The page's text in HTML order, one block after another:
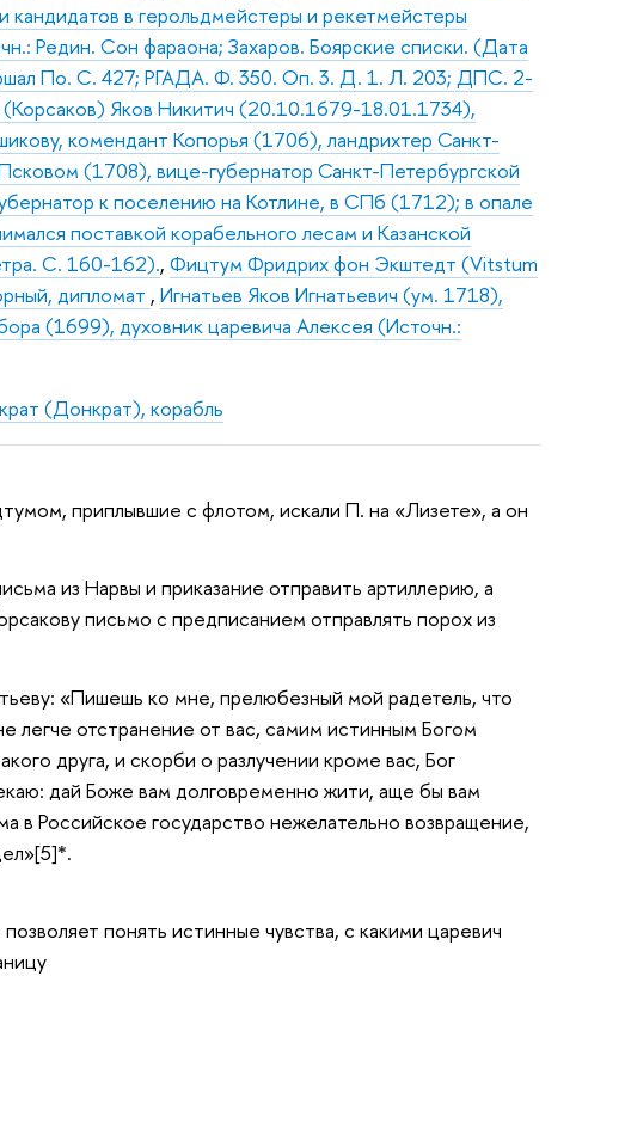
в герольдмейстеры и рекетмейстеры
Редин. Сон фараона; Захаров. Боярские списки. (Дата
По. С. 427; РГАДА. Ф. 350. Оп. 3. Д. 1. Л. 203; ДПС. 2-
Яков Никитич (20.10.1679-18.01.1734),
комендант Копорья (1706), ландрихтер Санкт-
(1708), вице-губернатор Санкт-Петербургской
к поселению на Котлине, в СПб (1712); в опале
поставкой корабельного лесам и Казанской
С. 160-162).,Фицтум Фридрих фон Экштедт (Vitstum
дипломат ,Игнатьев Яков Игнатьевич (ум. 1718),
(1699), духовник царевича Алексея (Источн.:
(Донкрат), корабль
приплывшие с флотом, искали П. на «Лизете», а он
из Нарвы и приказание отправить артиллерию, а
письмо с предписанием отправлять порох из
«Пишешь ко мне, прелюбезный мой радетель, что
легче отстранение от вас, самим истинным Богом
друга, и скорби о разлучении кроме вас, Бог
дай Боже вам долговременно жити, аще бы вам
в Российское государство нежелательно возвращение,
понять истинные чувства, с какими царевич